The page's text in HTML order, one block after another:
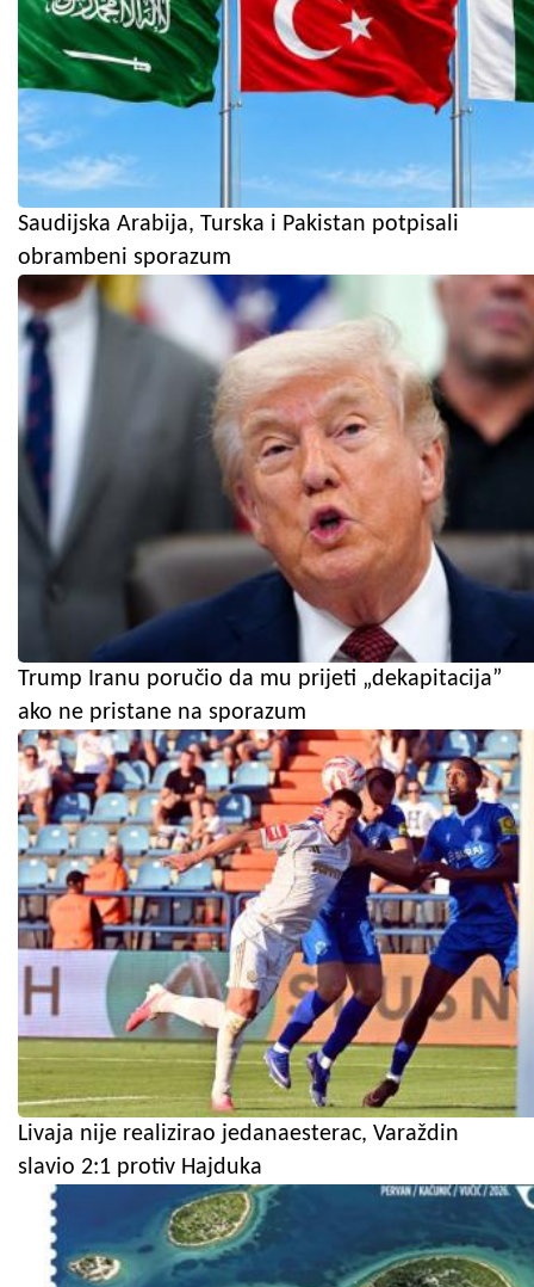
Saudijska Arabija, Turska i Pakistan potpisali
obrambeni sporazum
Trump Iranu poručio da mu prijeti „dekapitacija”
ako ne pristane na sporazum
Livaja nije realizirao jedanaesterac, Varaždin
slavio 2:1 protiv Hajduka